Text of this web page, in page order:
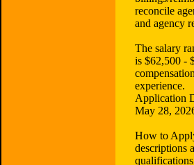
reconcile
and agency
The salary
is $62,500 -
experience.
Application
May 28,
How to
descriptions